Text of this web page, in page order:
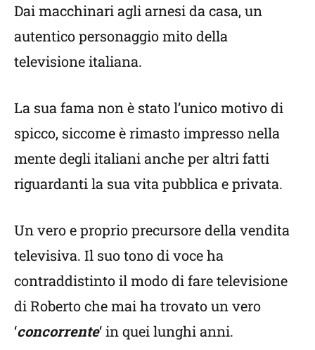
Dai macchinari agli arnesi da casa, un
autentico personaggio mito della
televisione italiana.
La sua fama non è stato l’unico motivo di
spicco, siccome è rimasto impresso nella
mente degli italiani anche per altri fatti
riguardanti la sua vita pubblica e privata.
Un vero e proprio precursore della vendita
televisiva. Il suo tono di voce ha
contraddistinto il modo di fare televisione
di Roberto che mai ha trovato un vero
‘concorrente‘ in quei lunghi anni.